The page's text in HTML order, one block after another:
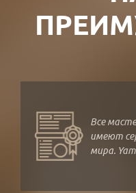
Все
имеют
мира.